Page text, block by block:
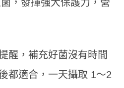
，發揮強大保護力，營
醒，補充好菌沒有時間
都適合，一天攝取 1〜2